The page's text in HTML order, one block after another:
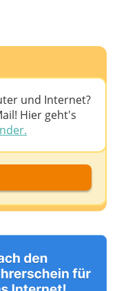
und Internet?
Hier geht's
Antwort